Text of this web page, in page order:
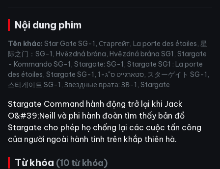
Nội dung phim
Tên khác: Star Gate SG-1, Старгейт, La porte des étoiles, 星
际之门：SG-1, Hvězdná brána, Hvězdná brána SG1, Stargate
- Kommando SG-1, Stargate: SG-1, Stargate SG1 : La porte
des étoiles, Stargate SG-1, סטארגייט ס"ג-1, スターゲイト SG-1,
스타게이트 SG-1, Звездные врата: ЗВ-1, Stargate
Stargate Command hành động trở lại khi Jack
O&#39;Neill và phi hành đoàn tìm thấy bản đồ
Stargate cho phép họ chống lại các cuộc tấn công
của người ngoài hành tinh trên khắp thiên hà.
Từ khóa (10 từ khóa)